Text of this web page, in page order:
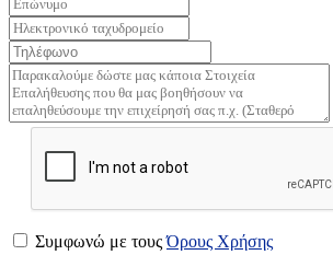
Συμφωνώ με τουςΌρους Χρήσης